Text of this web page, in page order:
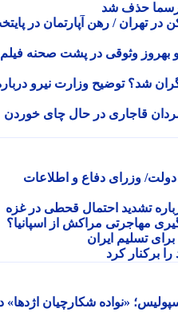
حذف شد
در تهران / رهن آپارتمان در پایتخت
وثوقی در پشت صحنه فیلم
توضیح وزارت نیرو درباره
قاجاری در حال چای خوردن
وزرای دفاع و اطلاعات
تشدید احتمال قحطی در غزه
مهاجرتی مراکش از اسپانیا؟
تسلیم ایران
کرد
«نواده شکارچیان اژدها» در